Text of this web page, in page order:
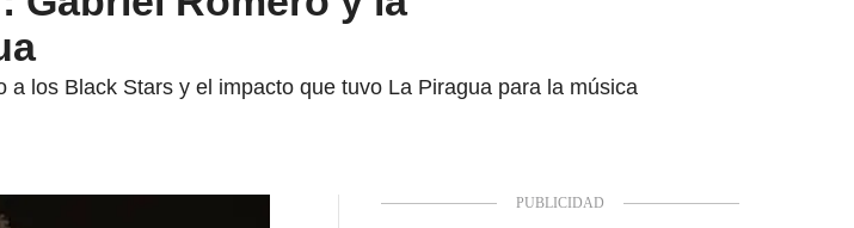
los Black Stars y el impacto que tuvo La Piragua para la música